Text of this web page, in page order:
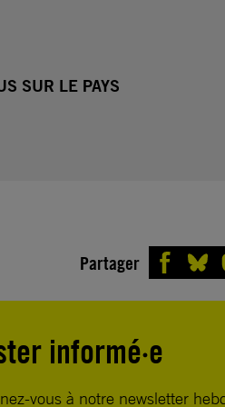
SUR LE PAYS
Partager
informé·e
vous à notre newsletter